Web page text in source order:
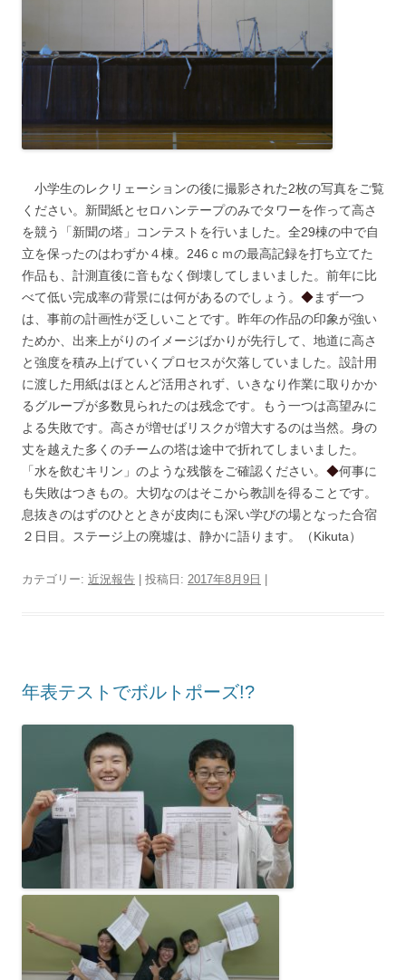
小学生のレクリェーションの後に撮影された2枚の写真をご覧
ください。新聞紙とセロハンテープのみでタワーを作って高さ
を競う「新聞の塔」コンテストを行いました。全29棟の中で自
立を保ったのはわずか４棟。246ｃｍの最高記録を打ち立てた
作品も、計測直後に音もなく倒壊してしまいました。前年に比
べて低い完成率の背景には何があるのでしょう。 ◆まず一つ
は、事前の計画性が乏しいことです。昨年の作品の印象が強い
ためか、出来上がりのイメージばかりが先行して、地道に高さ
と強度を積み上げていくプロセスが欠落していました。設計用
に渡した用紙はほとんど活用されず、いきなり作業に取りかか
るグループが多数見られたのは残念です。もう一つは高望みに
よる失敗です。高さが増せばリスクが増大するのは当然。身の
丈を越えた多くのチームの塔は途中で折れてしまいました。
「水を飲むキリン」のような残骸をご確認ください。 ◆何事に
も失敗はつきもの。大切なのはそこから教訓を得ることです。
息抜きのはずのひとときが皮肉にも深い学びの場となった合宿
２日目。ステージ上の廃墟は、静かに語ります。（Kikuta）
カテゴリー: 近況報告 | 投稿日: 2017年8月9日
年表テストでボルトポーズ!?